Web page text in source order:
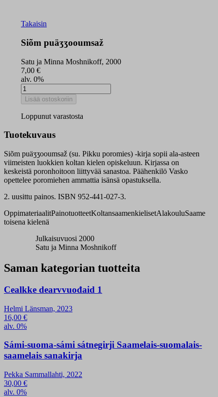
Takaisin
Siõm puäʒʒooumsaž
Satu ja Minna Moshnikoff, 2000
7,00 €
alv. 0%
Siõm
puäʒʒooumsaž
määrä
Lisää ostoskoriin
Loppunut varastosta
Tuotekuvaus
Siõm puäʒʒooumsaž (su. Pikku poromies) -kirja sopii ala-asteen
viimeisten luokkien koltan kielen opiskeluun. Kirjassa on
keskeistä poronhoitoon liittyvää sanastoa. Päähenkilö Vasko
opettelee poromiehen ammattia isänsä opastuksella.
2. uusittu painos. ISBN 952-441-027-3.
OppimateriaalitPainotuotteetKoltansaamenkielisetAlakouluSaame
toisena kielenä
Julkaisuvuosi 2000
Satu ja Minna Moshnikoff
Saman kategorian tuotteita
Cealkke dearvvuođaid 1
Helmi Länsman, 2023
16,00 €
alv. 0%
Sámi-suoma-sámi sátnegirji Saamelais-suomalais-
saamelais sanakirja
Pekka Sammallahti, 2022
30,00 €
alv. 0%